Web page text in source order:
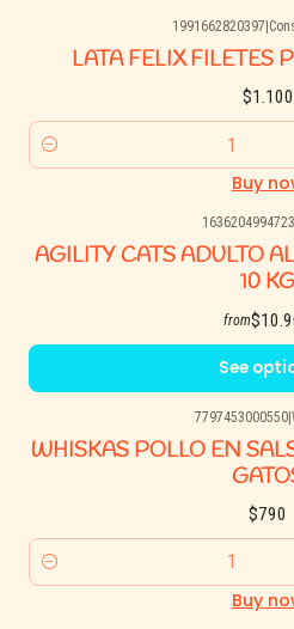
1991662820397|
LATA FELIX FILETES
$1.100
Quantity
Buy
1636204994723
AGILITY CATS ADULTO
10 KG
from
See
7797453000550|
WHISKAS POLLO EN
$790
Quantity
Buy